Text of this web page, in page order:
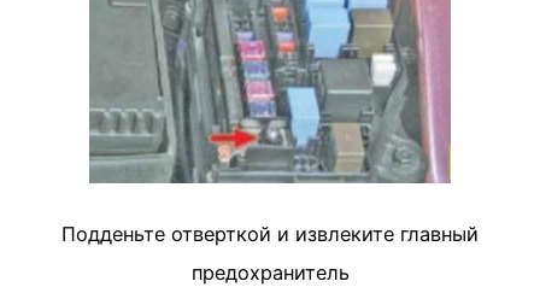
Подденьте отверткой и извлеките глав­ный
предохранитель